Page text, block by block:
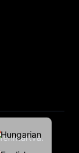
Hungarian